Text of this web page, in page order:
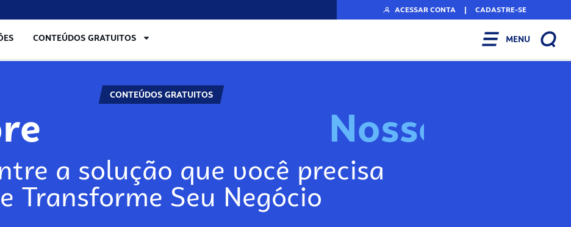
ACESSAR CONTA | CADASTRE-SE
CONTEÚDOS GRATUITOS MENU
CONTEÚDOS GRATUITOS
Nosso
a solução que você precisa
e Transforme Seu Negócio